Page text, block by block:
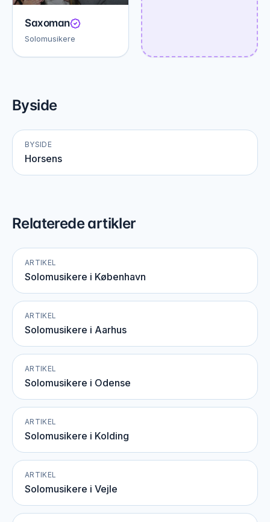
Saxoman
Solomusikere
Byside
BYSIDE
Horsens
Relaterede artikler
ARTIKEL
Solomusikere i København
ARTIKEL
Solomusikere i Aarhus
ARTIKEL
Solomusikere i Odense
ARTIKEL
Solomusikere i Kolding
ARTIKEL
Solomusikere i Vejle